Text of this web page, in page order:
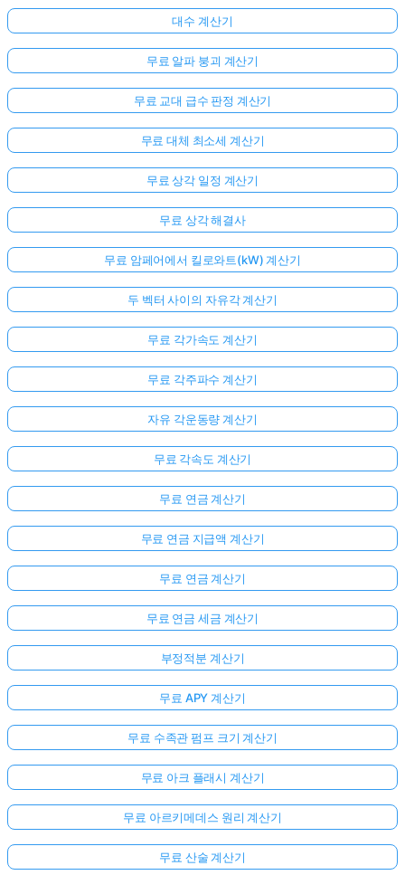
대수 계산기
무료 알파 붕괴 계산기
무료 교대 급수 판정 계산기
무료 대체 최소세 계산기
무료 상각 일정 계산기
무료 상각 해결사
무료 암페어에서 킬로와트(kW) 계산기
두 벡터 사이의 자유각 계산기
무료 각가속도 계산기
무료 각주파수 계산기
자유 각운동량 계산기
무료 각속도 계산기
무료 연금 계산기
무료 연금 지급액 계산기
무료 연금 계산기
무료 연금 세금 계산기
부정적분 계산기
무료 APY 계산기
무료 수족관 펌프 크기 계산기
무료 아크 플래시 계산기
무료 아르키메데스 원리 계산기
무료 산술 계산기